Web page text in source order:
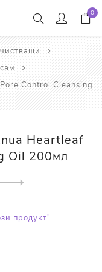
0
Control Cleansing
Heartleaf
Oil 200мл
продукт!